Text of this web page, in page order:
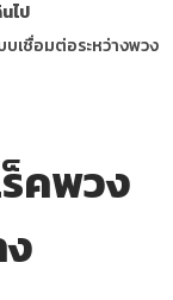
ไป
เชื่อมต่อระหว่างพวง
คพวง